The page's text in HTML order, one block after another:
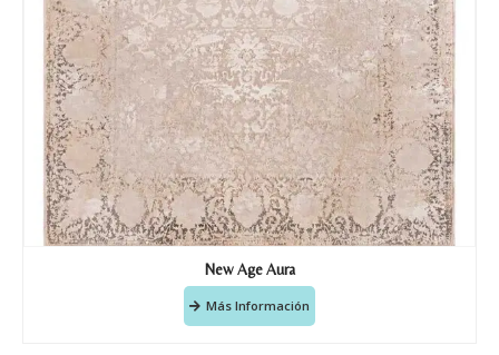
New Age Aura
Más Información